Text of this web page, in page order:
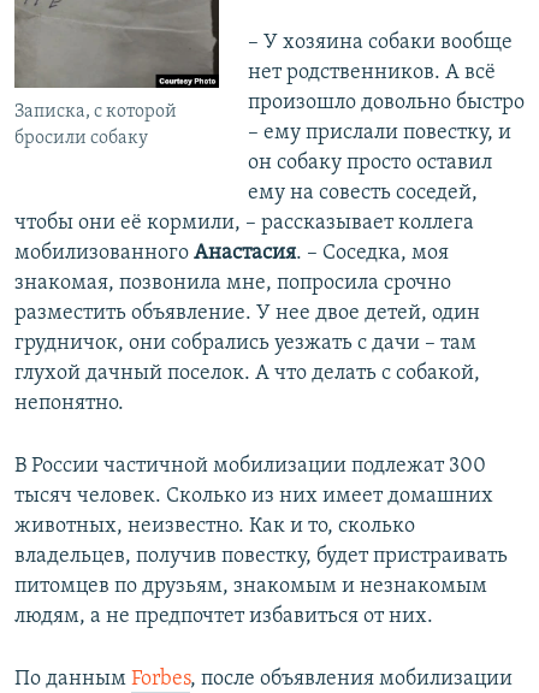
Записка, с которой
бросили собаку
– У хозяина собаки вообще
нет родственников. А всё
произошло довольно быстро
– ему прислали повестку, и
он собаку просто оставил
ему на совесть соседей,
чтобы они её кормили, – рассказывает коллега
мобилизованного Анастасия. – Соседка, моя
знакомая, позвонила мне, попросила срочно
разместить объявление. У нее двое детей, один
грудничок, они собрались уезжать с дачи – там
глухой дачный поселок. А что делать с собакой,
непонятно.
В России частичной мобилизации подлежат 300
тысяч человек. Сколько из них имеет домашних
животных, неизвестно. Как и то, сколько
владельцев, получив повестку, будет пристраивать
питомцев по друзьям, знакомым и незнакомым
людям, а не предпочтет избавиться от них.
По данным Forbes, после объявления мобилизации